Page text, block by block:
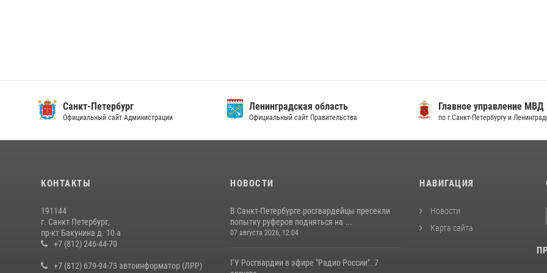
Санкт-Петербург
Официальный сайт Администрации
Ленинградская область
Официальный сайт Правительства
Главное управление МВД
по г.Санкт-Петербургу и
КОНТАКТЫ
191144
г. Санкт Петербург,
пр-кт Бакунина д. 10 а
+7 (812) 246-44-70
+7 (812) 679-94-73 автоинформатор (ЛРР)
НОВОСТИ
В Санкт-Петербурге росгвардейцы пресекли
попытку руферов подняться на ...
07 августа 2026, 12:04
ГУ Росгвардии в эфире "Радио России". 7
НАВИГАЦИЯ
Новости
Карта сайта